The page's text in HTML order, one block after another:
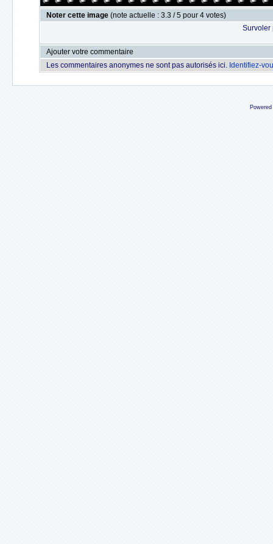
Noter cette image (note actuelle : 3.3 / 5 pour 4 votes)
Survoler
Ajouter votre commentaire
Les commentaires anonymes ne sont pas autorisés ici. Identifiez-